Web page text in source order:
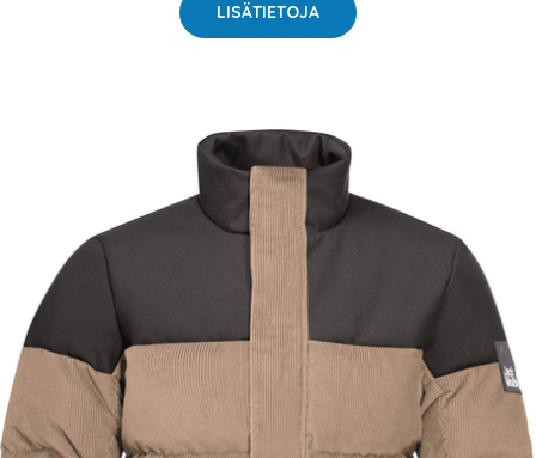
LISÄTIETOJA